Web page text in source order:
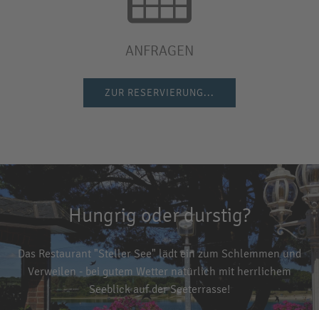
ANFRAGEN
ZUR RESERVIERUNG...
Hungrig oder durstig?
Das Restaurant "Steller See" lädt ein zum Schlemmen und
Verweilen - bei gutem Wetter natürlich mit herrlichem
Seeblick auf der Seeterrasse!